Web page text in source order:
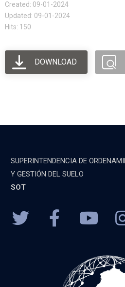
Created: 09-01-2024
Updated: 09-01-2024
Hits: 150
DOWNLOAD
SUPERINTENDENCIA DE
Y GESTIÓN DEL SUELO
SOT